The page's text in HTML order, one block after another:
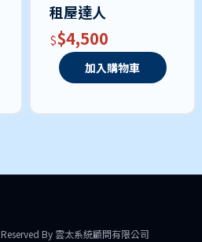
租屋達人
$4,500
加入購物車
By 雲太系統顧問有限公司